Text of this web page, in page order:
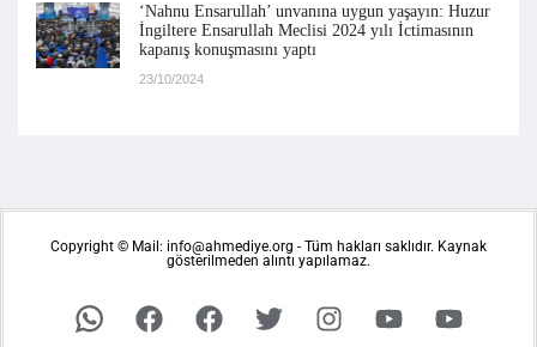
‘Nahnu Ensarullah’ unvanına uygun yaşayın: Huzur
İngiltere Ensarullah Meclisi 2024 yılı İctimasının
kapanış konuşmasını yaptı
23/10/2024
Copyright © Mail: info@ahmediye.org - Tüm hakları saklıdır. Kaynak
gösterilmeden alıntı yapılamaz.